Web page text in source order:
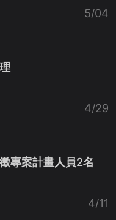
5/04
4/29
專案計畫人員2名
4/11